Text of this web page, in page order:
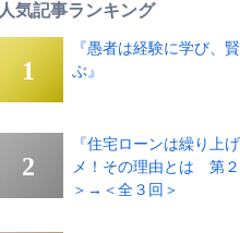
人気記事ランキング
『愚者は経験に学び、
ぶ』
『住宅ローンは繰り上
メ！その理由とは 第
＞→＜全３回＞